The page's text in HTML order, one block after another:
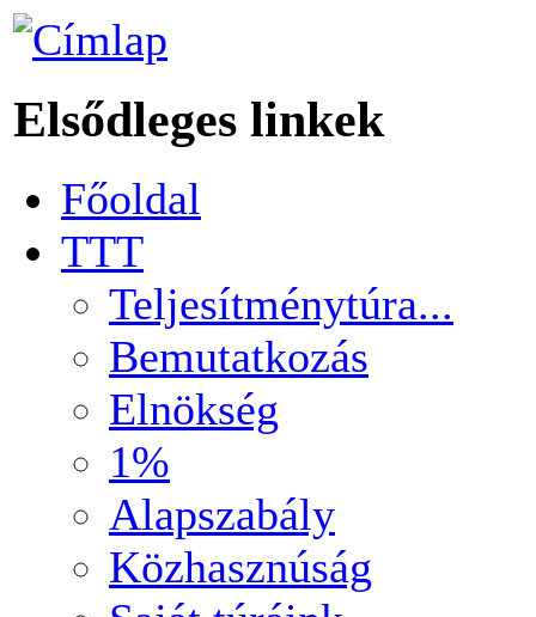
Elsődleges linkek
Főoldal
TTT
Teljesítménytúra...
Bemutatkozás
Elnökség
1%
Alapszabály
Közhasznúság